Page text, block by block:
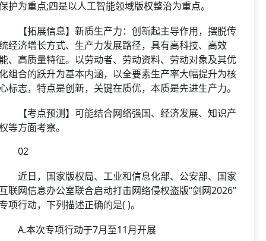
护为重点;四是以人工智能领域版权整治为重点。
拓展信息】新质生产力：创新起主导作用，摆脱传
经济增长方式、生产力发展路径，具有高科技、高效
、高质量特征。以劳动者、劳动资料、劳动对象及其优
组合的跃升为基本内涵，以全要素生产率大幅提升为核
标志，特点是创新，关键在质优，本质是先进生产力。
考点预测】可能结合网络强国、经济发展、知识产
等方面考察。
日，国家版权局、工业和信息化部、公安部、国家
联网信息办公室联合启动打击网络侵权盗版“剑网2026”
项行动，下列描述正确的是( )。
本次专项行动于7月至11月开展